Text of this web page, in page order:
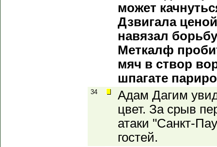
может
Дзвигала
навязал
Меткалф
мяч в створ
шпагате
34
Адам Дагим
цвет. За срыв
атаки "Санкт-
гостей.